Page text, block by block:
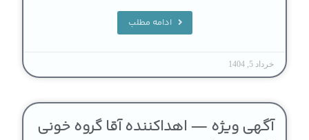
ادامه مطلب
خرداد 5, 1404
آگهی ویژه — اهداکننده آقا گروه خونی